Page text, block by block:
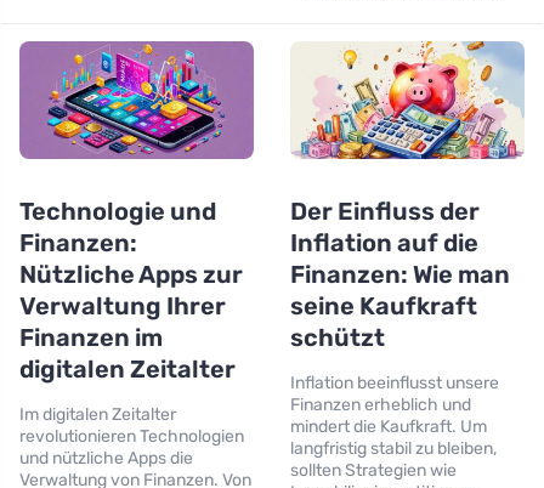
Technologie und
Finanzen:
Nützliche Apps zur
Verwaltung Ihrer
Finanzen im
digitalen Zeitalter
Im digitalen Zeitalter
revolutionieren Technologien
und nützliche Apps die
Verwaltung von Finanzen. Von
Der Einfluss der
Inflation auf die
Finanzen: Wie man
seine Kaufkraft
schützt
Inflation beeinflusst unsere
Finanzen erheblich und
mindert die Kaufkraft. Um
langfristig stabil zu bleiben,
sollten Strategien wie